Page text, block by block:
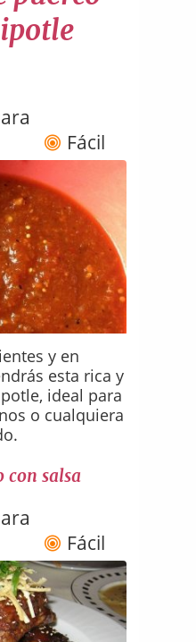
Fácil
y en
esta rica y
ideal para
o cualquiera
con salsa
Fácil